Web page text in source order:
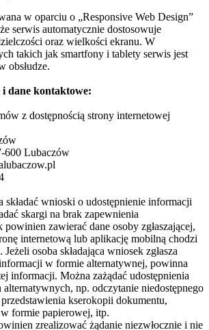
w oparciu o „Responsive Web Design”
serwis automatycznie dostosowuje
oraz wielkości ekranu. W
takich jak smartfony i tablety serwis jest
obsłudze.
dane kontaktowe:
z dostępnością strony internetowej
600 Lubaczów
składać wnioski o udostępnienie informacji
skargi na brak zapewnienia
powinien zawierać dane osoby zgłaszającej,
internetową lub aplikację mobilną chodzi
osoba składająca wniosek zgłasza
w formie alternatywnej, powinna
informacji. Można zażądać udostępnienia
np. odczytanie niedostępnego
kserokopii dokumentu,
formie papierowej, itp.
zrealizować żądanie niezwłocznie i nie